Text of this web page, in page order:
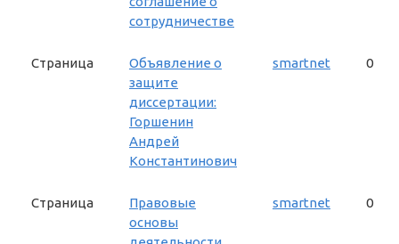
сотрудничестве
Страница
Объявление о
защите
диссертации:
Горшенин
Андрей
Константинович
smartnet 0
Страница
Правовые
основы
smartnet 0